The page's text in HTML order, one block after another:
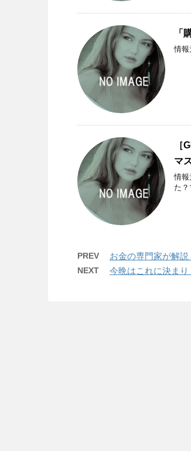
「
情報
［
マ
情報
た
PREV お金の専門家が解説
NEXT 今晩はこれに決ま